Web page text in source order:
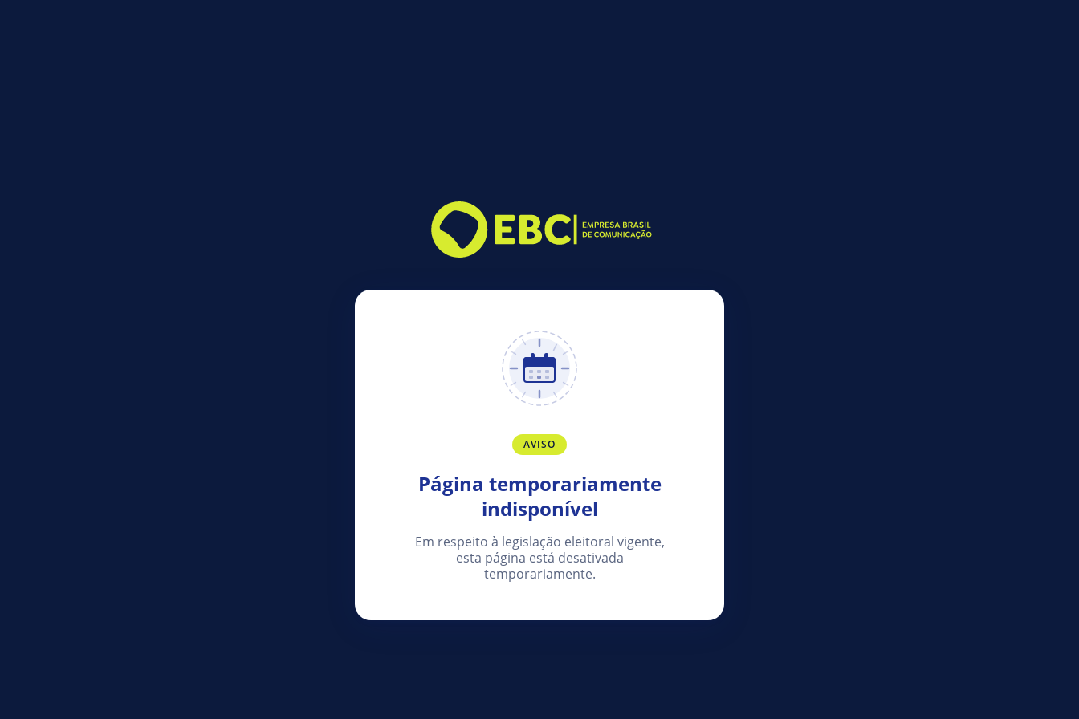
AVISO
Página temporariamente
indisponível
Em respeito à legislação eleitoral vigente,
esta página está desativada
temporariamente.